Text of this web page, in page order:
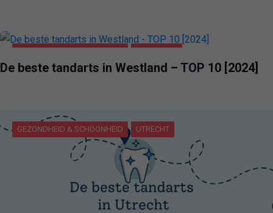
De beste tandarts in Westland – TOP 10 [2024]
GEZONDHEID & SCHOONHEID UTRECHT